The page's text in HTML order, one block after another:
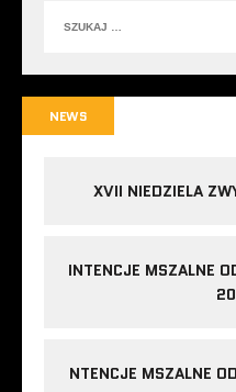
NEWS
XVII NIEDZIELA
INTENCJE MSZALNE
NTENCJE MSZALNE